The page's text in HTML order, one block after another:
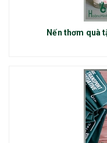
Nến thơm quà